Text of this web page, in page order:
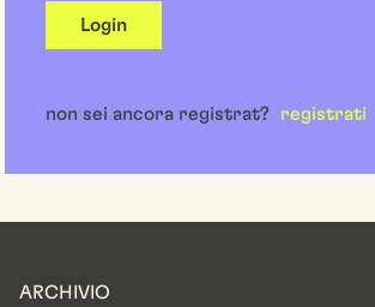
Login
non sei ancora registrat? registrati
ARCHIVIO